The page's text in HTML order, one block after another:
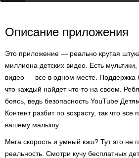
Описание приложения
Это приложение — реально крутая
миллиона детских видео. Есть
видео — все в одном месте. Поддержка
что каждый найдет что-то на своем.
боясь, ведь безопасность YouTube
Контент разбит по возрасту, так что
вашему малышу.
Мега скорость и умный кэш? Тут это не
реальность. Смотри кучу бесплатных